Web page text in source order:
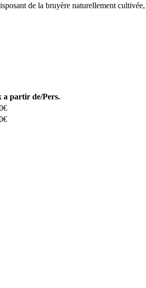
de la bruyère naturellement
a partir de/Pers.